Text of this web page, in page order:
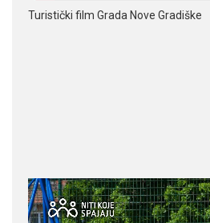
Turistički film Grada Nove Gradiške